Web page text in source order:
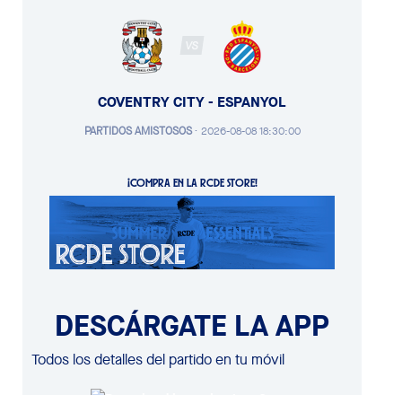
VS
COVENTRY CITY - ESPANYOL
PARTIDOS AMISTOSOS· 2026-08-08 18:30:00
¡COMPRA EN LA RCDE STORE!
DESCÁRGATE LA APP
Todos los detalles del partido en tu móvil